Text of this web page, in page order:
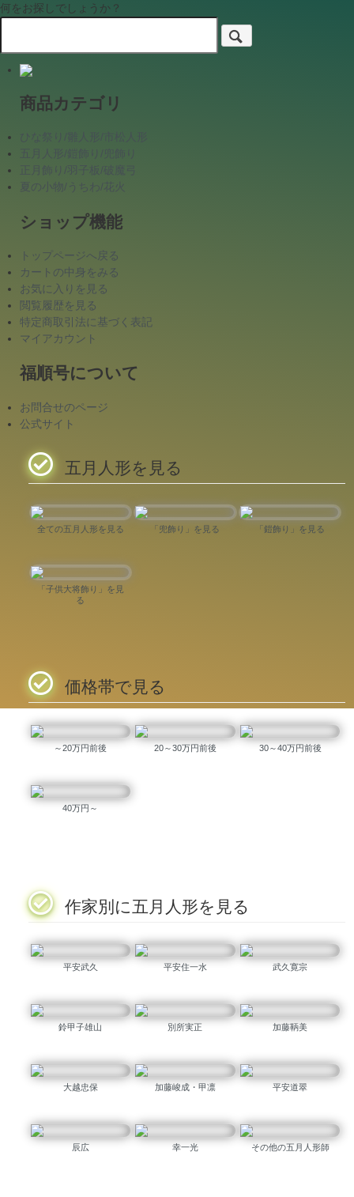
何をお探しでしょうか？
商品カテゴリ
ひな祭り/雛人形/市松人形
五月人形/鎧飾り/兜飾り
正月飾り/羽子板/破魔弓
夏の小物/うちわ/花火
ショップ機能
トップページへ戻る
カートの中身をみる
お気に入りを見る
閲覧履歴を見る
特定商取引法に基づく表記
マイアカウント
福順号について
お問合せのページ
公式サイト
五月人形を見る
全ての五月人形を見る 「兜飾り」を見る 「鎧飾り」を見る
「子供大将飾り」を見
る
価格帯で見る
～20万円前後 20～30万円前後 30～40万円前後
40万円～
作家別に五月人形を見る
平安武久 平安住一水 武久寛宗
鈴甲子雄山 別所実正 加藤鞆美
大越忠保 加藤峻成・甲凛 平安道翠
辰広 幸一光 その他の五月人形師